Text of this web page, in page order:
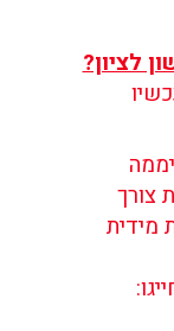
לציון?
צורך
מידית